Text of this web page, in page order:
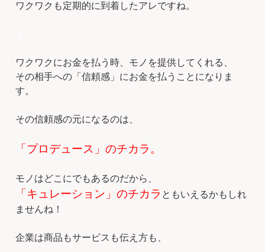
ワクワクも定期的に到着したアレですね。
ワクワクにお金を払う時、モノを提供してくれる、
その相手への「信頼感」にお金を払うことになりま
す。
その信頼感の元になるのは、
「プロデュース」のチカラ。
モノはどこにでもあるのだから、
「キュレーション」のチカラ ともいえるかもしれ
ませんね！
企業は商品もサービスも伝え方も、